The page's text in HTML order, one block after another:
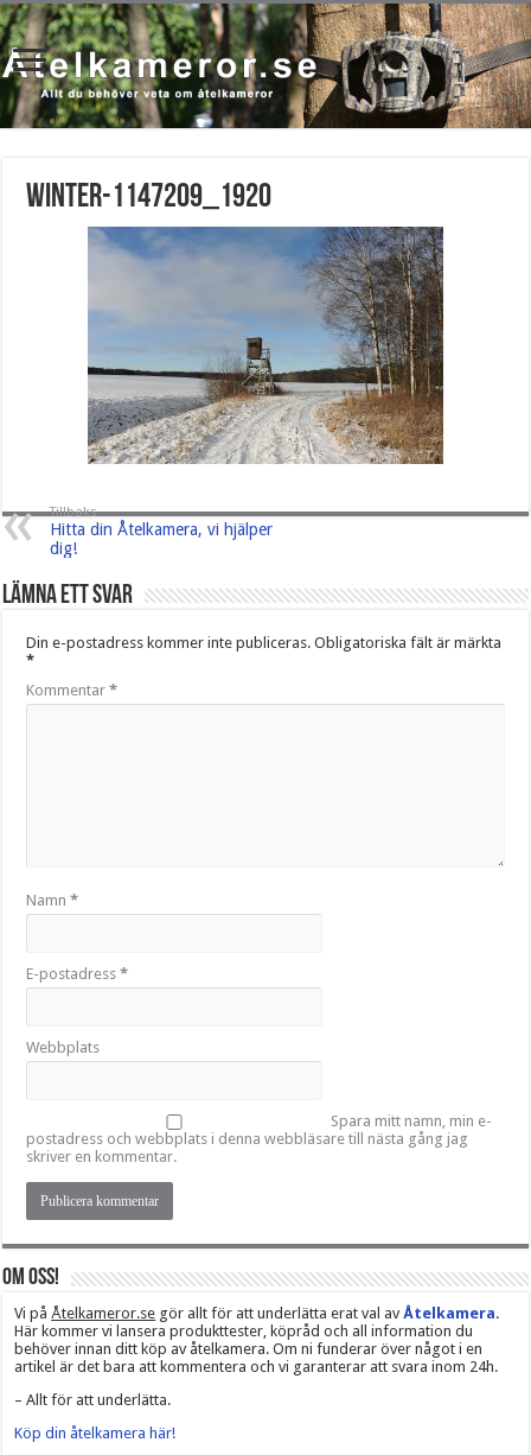
winter-1147209_1920
Tillbaks
Hitta din Åtelkamera, vi hjälper
dig!
Lämna ett svar
Din e-postadress kommer inte publiceras. Obligatoriska fält är märkta
*
Kommentar*
Namn*
E-postadress*
Webbplats
Spara mitt namn, min e-
postadress och webbplats i denna webbläsare till nästa gång jag
skriver en kommentar.
Om oss!
Vi på Åtelkameror.se gör allt för att underlätta erat val avÅtelkamera.
Här kommer vi lansera produkttester, köpråd och all information du
behöver innan ditt köp av åtelkamera. Om ni funderar över något i en
artikel är det bara att kommentera och vi garanterar att svara inom 24h.
– Allt för att underlätta.
Köp din åtelkamera här!